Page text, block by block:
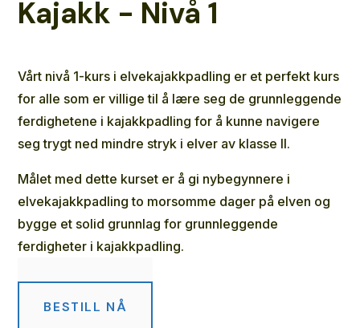
Kajakk - Nivå 1
Vårt nivå 1-kurs i elvekajakkpadling er et perfekt kurs
for alle som er villige til å lære seg de grunnleggende
ferdighetene i kajakkpadling for å kunne navigere
seg trygt ned mindre stryk i elver av klasse II.
Målet med dette kurset er å gi nybegynnere i
elvekajakkpadling to morsomme dager på elven og
bygge et solid grunnlag for grunnleggende
ferdigheter i kajakkpadling.
BESTILL NÅ